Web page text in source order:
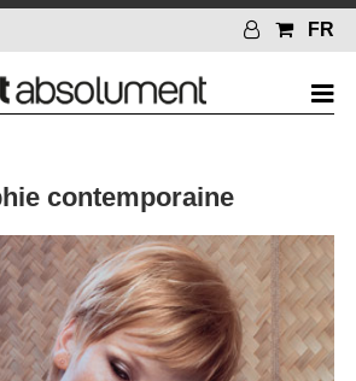
FR
contemporaine